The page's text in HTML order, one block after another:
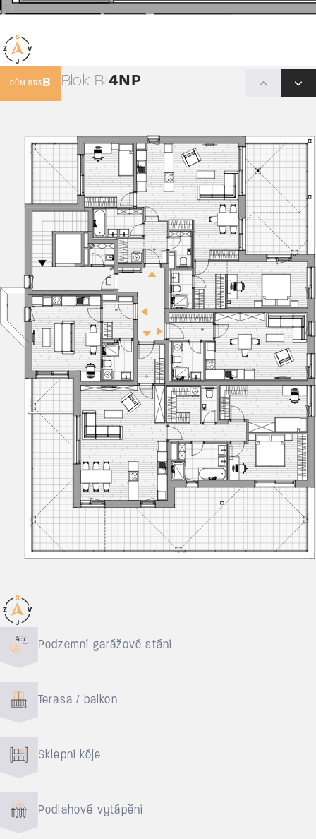
DŮM BD3B Blok B 4NP
Důvody pro bydlení
Podzemní garážové stání
Terasa / balkon
Sklepní kóje
Podlahové vytápění